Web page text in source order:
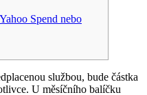
Spend nebo
službou, bude částka
U měsíčního balíčku